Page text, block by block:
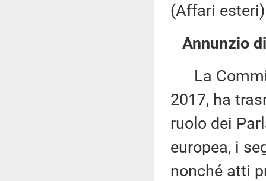
(Affari
Annunzio
La
2017, ha
ruolo dei
europea, i
nonché atti